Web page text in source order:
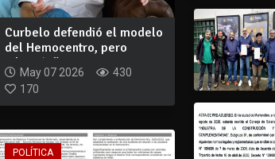
Curbelo defendió el modelo
del Hemocentro, pero
admitió: “Ca...
May 07 2026
430
170
POLÍTICA